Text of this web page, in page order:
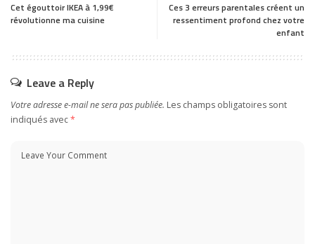
Cet égouttoir IKEA à 1,99€
révolutionne ma cuisine
Ces 3 erreurs parentales créent un
ressentiment profond chez votre
enfant
Leave a Reply
Votre adresse e-mail ne sera pas publiée. Les champs obligatoires sont
indiqués avec*